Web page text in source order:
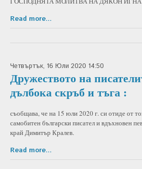
Read more...
Четвъртък, 16 Юли 2020 14:50
Дружеството на
дълбока скръб и тъга :
съобщава, че на 15 юли 2020 г. си отиде от
самобитен български писател и вдъхновен
край Димитър Кралев.
Read more...